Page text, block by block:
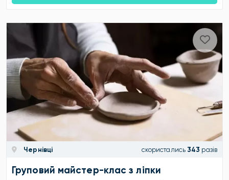
Чернівці скористались 343 разів
Груповий майстер-клас з ліпки